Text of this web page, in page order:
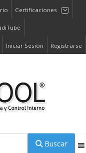
Certificaciones
Iniciar Sesión Registrarse
Buscar